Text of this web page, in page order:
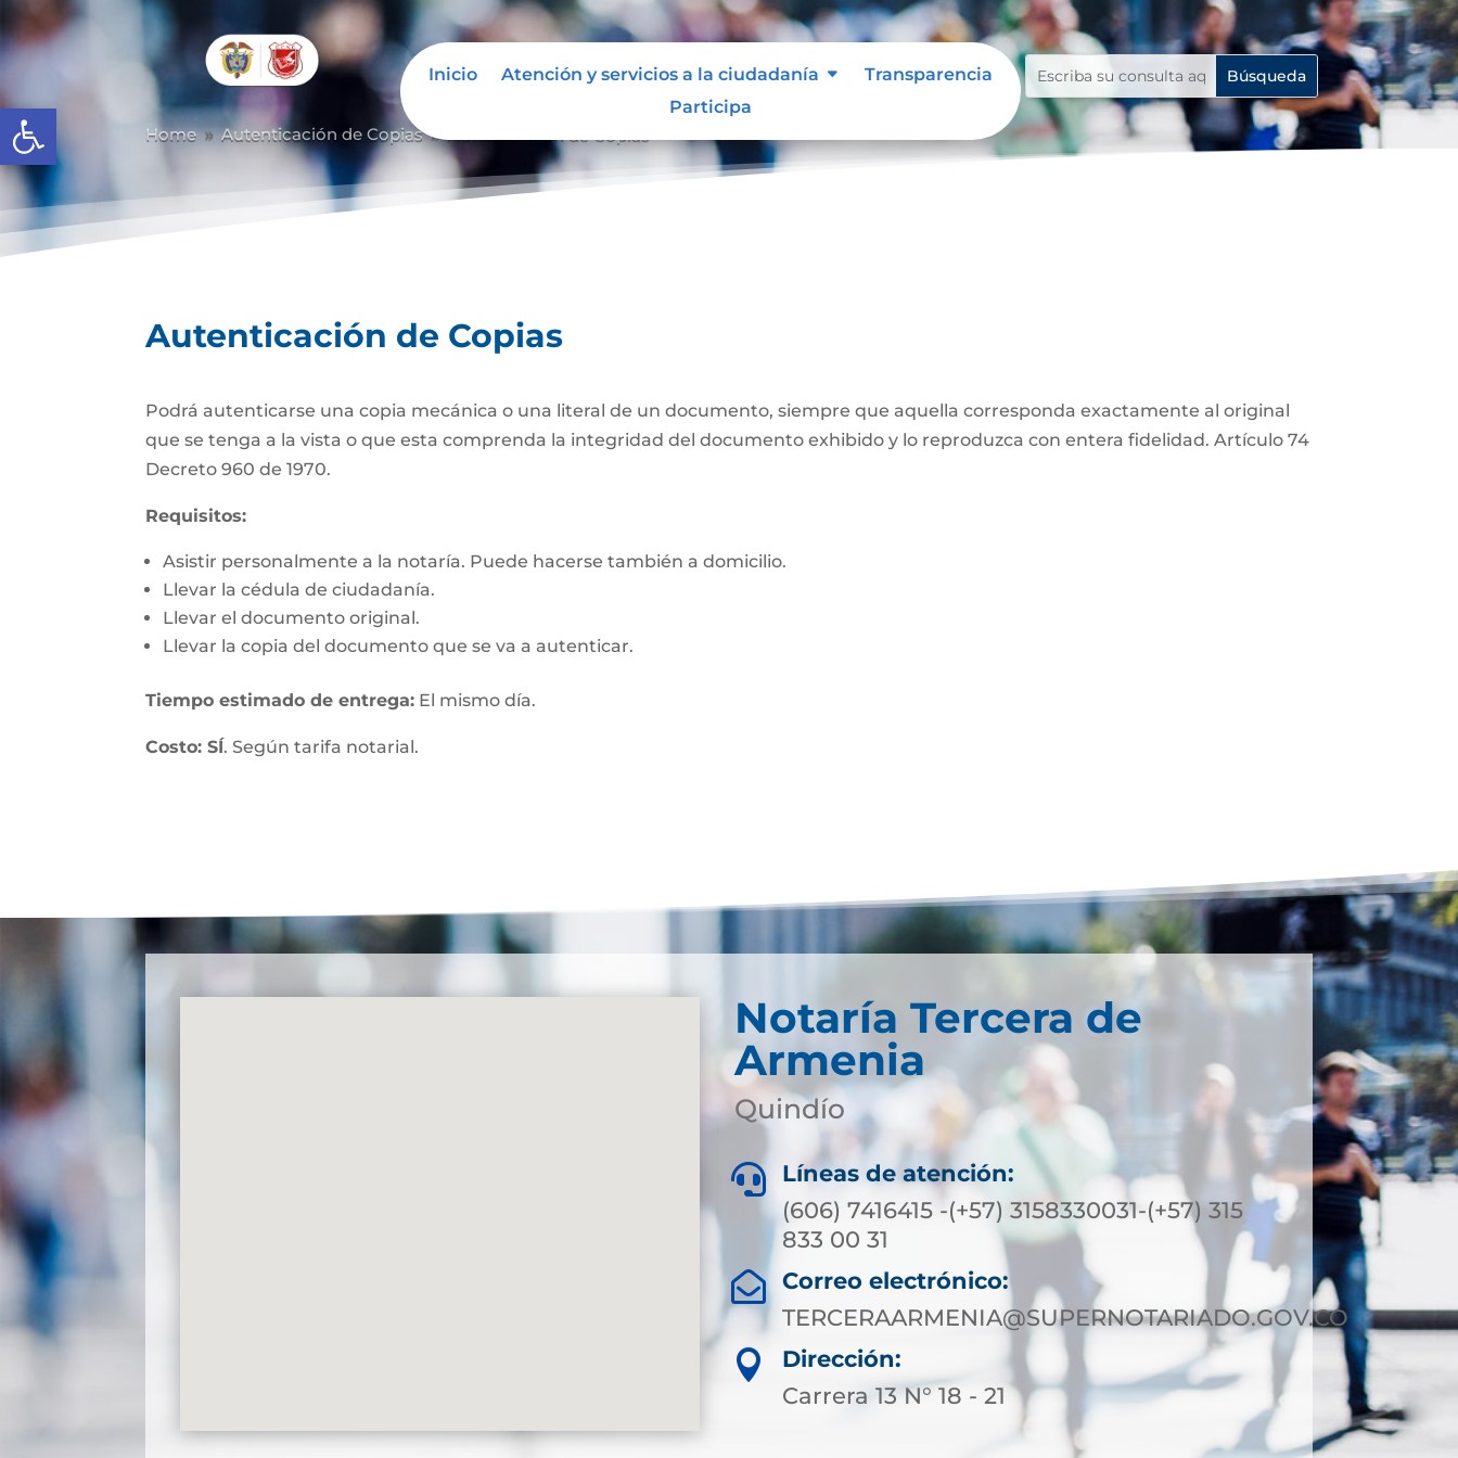
Abrir barra de herramientas
Inicio Atención y servicios a la ciudadanía
Transparencia
Participa
Home 9 Autenticación de Copias 9
Autenticación de Copias
Podrá autenticarse una copia mecánica o una literal de un documento, siempre que aquella corresponda exactamente al original
que se tenga a la vista o que esta comprenda la integridad del documento exhibido y lo reproduzca con entera fidelidad. Artículo 74
Decreto 960 de 1970.
Requisitos:
Asistir personalmente a la notaría. Puede hacerse también a domicilio.
Llevar la cédula de ciudadanía.
Llevar el documento original.
Llevar la copia del documento que se va a autenticar.
Tiempo estimado de entrega: El mismo día.
Costo: SÍ. Según tarifa notarial.
Notaría Tercera de
Armenia
Quindío

Líneas de atención:
(606) 7416415 -(+57) 3158330031-(+57) 315
833 00 31

Correo electrónico:
TERCERAARMENIA@SUPERNOTARIADO.GOV.CO

Dirección:
Carrera 13 N° 18 - 21